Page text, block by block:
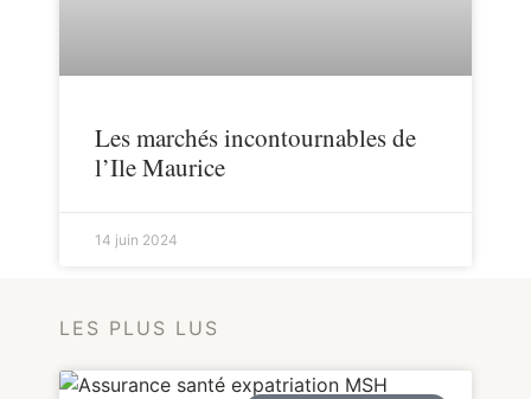
Les marchés incontournables de
l’Ile Maurice
14 juin 2024
LES PLUS LUS